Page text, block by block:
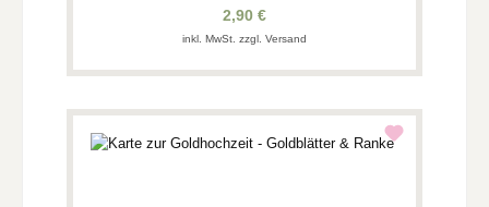
2,90 €
inkl. MwSt. zzgl. Versand